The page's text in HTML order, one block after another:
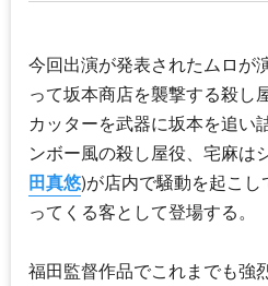
今回出演が発表されたムロが
って坂本商店を襲撃する殺し
カッターを武器に坂本を追い
ンボー風の殺し屋役、宅麻は
田真悠)が店内で騒動を起こ
ってくる客として登場する。
福田監督作品でこれまでも強